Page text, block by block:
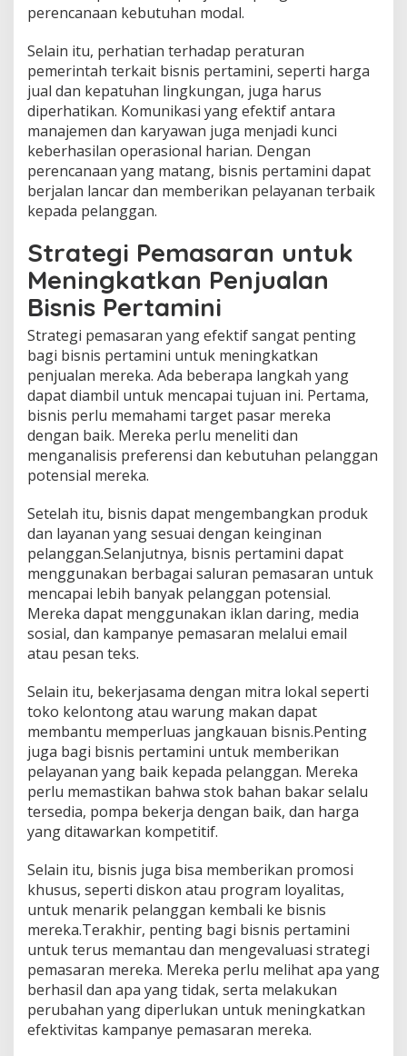
perencanaan kebutuhan modal.
Selain itu, perhatian terhadap peraturan
pemerintah terkait bisnis pertamini, seperti harga
jual dan kepatuhan lingkungan, juga harus
diperhatikan. Komunikasi yang efektif antara
manajemen dan karyawan juga menjadi kunci
keberhasilan operasional harian. Dengan
perencanaan yang matang, bisnis pertamini dapat
berjalan lancar dan memberikan pelayanan terbaik
kepada pelanggan.
Strategi Pemasaran untuk
Meningkatkan Penjualan
Bisnis Pertamini
Strategi pemasaran yang efektif sangat penting
bagi bisnis pertamini untuk meningkatkan
penjualan mereka. Ada beberapa langkah yang
dapat diambil untuk mencapai tujuan ini. Pertama,
bisnis perlu memahami target pasar mereka
dengan baik. Mereka perlu meneliti dan
menganalisis preferensi dan kebutuhan pelanggan
potensial mereka.
Setelah itu, bisnis dapat mengembangkan produk
dan layanan yang sesuai dengan keinginan
pelanggan.Selanjutnya, bisnis pertamini dapat
menggunakan berbagai saluran pemasaran untuk
mencapai lebih banyak pelanggan potensial.
Mereka dapat menggunakan iklan daring, media
sosial, dan kampanye pemasaran melalui email
atau pesan teks.
Selain itu, bekerjasama dengan mitra lokal seperti
toko kelontong atau warung makan dapat
membantu memperluas jangkauan bisnis.Penting
juga bagi bisnis pertamini untuk memberikan
pelayanan yang baik kepada pelanggan. Mereka
perlu memastikan bahwa stok bahan bakar selalu
tersedia, pompa bekerja dengan baik, dan harga
yang ditawarkan kompetitif.
Selain itu, bisnis juga bisa memberikan promosi
khusus, seperti diskon atau program loyalitas,
untuk menarik pelanggan kembali ke bisnis
mereka.Terakhir, penting bagi bisnis pertamini
untuk terus memantau dan mengevaluasi strategi
pemasaran mereka. Mereka perlu melihat apa yang
berhasil dan apa yang tidak, serta melakukan
perubahan yang diperlukan untuk meningkatkan
efektivitas kampanye pemasaran mereka.